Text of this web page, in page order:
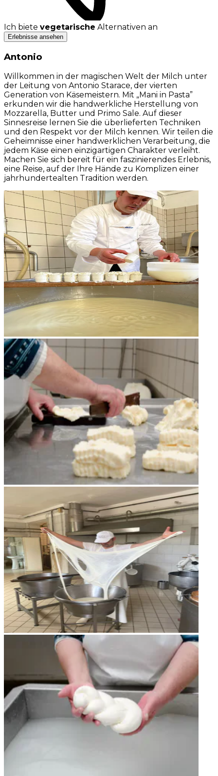
Ich biete vegetarische Alternativen an
Erlebnisse ansehen
Antonio
Willkommen in der magischen Welt der Milch unter
der Leitung von Antonio Starace, der vierten
Generation von Käsemeistern. Mit „Mani in Pasta”
erkunden wir die handwerkliche Herstellung von
Mozzarella, Butter und Primo Sale. Auf dieser
Sinnesreise lernen Sie die überlieferten Techniken
und den Respekt vor der Milch kennen. Wir teilen die
Geheimnisse einer handwerklichen Verarbeitung, die
jedem Käse einen einzigartigen Charakter verleiht.
Machen Sie sich bereit für ein faszinierendes Erlebnis,
eine Reise, auf der Ihre Hände zu Komplizen einer
jahrhundertealten Tradition werden.